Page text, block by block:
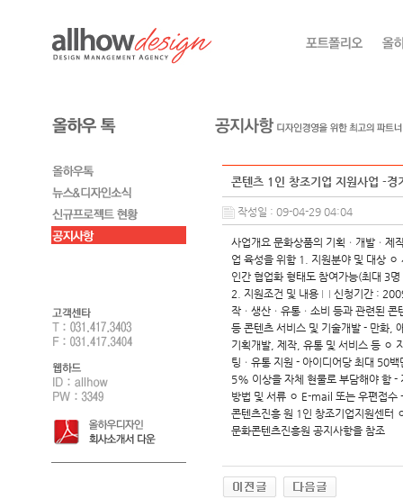
콘텐츠 1인 창조기업 지원사업 -경
작성일 : 09-04-29 04:04
사업개요 문화상품의 기획ㆍ개발ㆍ제
업 육성을 위함 1. 지원분야 및 대상
인간 협업화 형태도 참여가능(최대 3
2. 지원조건 및 내용 □ 신청기간 :
작ㆍ생산ㆍ유통ㆍ소비 등과 관련된
등 콘텐츠 서비스 및 기술개발 - 만화,
기획개발, 제작, 유통 및 서비스 등 ㅇ
팅ㆍ유통 지원 - 아이디어당 최대 50
5% 이상을 자체 현물로 부담해야 함
방법 및 서류 ㅇ E-mail 또는 우편접
콘텐츠진흥 원 1인 창조기업지원센
문화콘텐츠진흥원 공지사항을 참조